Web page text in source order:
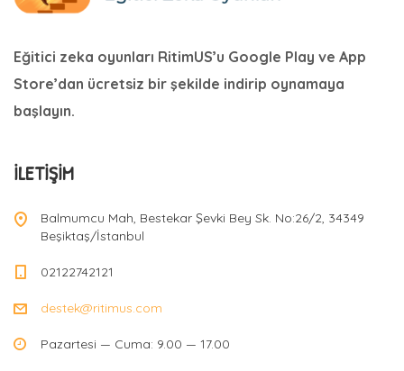
Eğitici zeka oyunları RitimUS’u Google Play ve App
Store’dan ücretsiz bir şekilde indirip oynamaya
başlayın.
İLETIŞIM
Balmumcu Mah, Bestekar Şevki Bey Sk. No:26/2, 34349
Beşiktaş/İstanbul
02122742121
destek@ritimus.com
Pazartesi — Cuma: 9.00 — 17.00